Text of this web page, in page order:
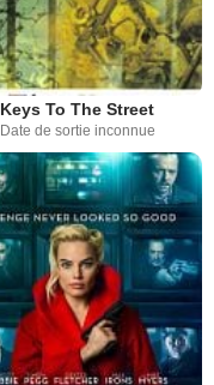
Keys To The Street
Date de sortie inconnue